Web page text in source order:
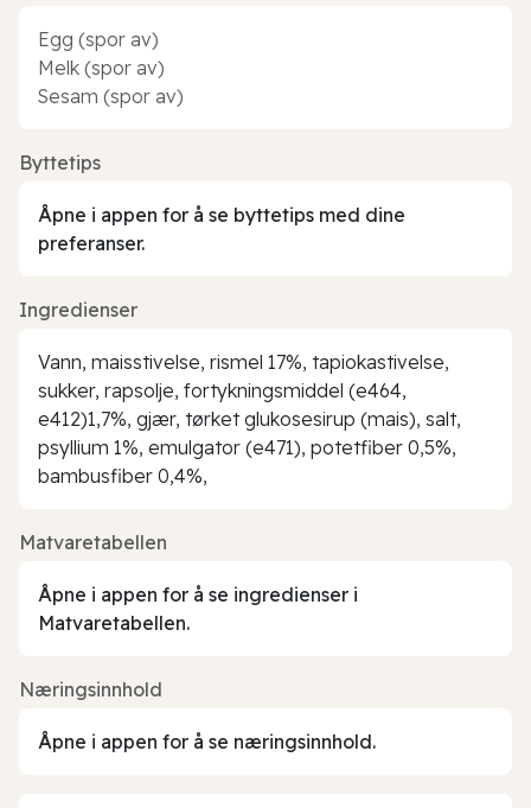
Egg (spor av)
Melk (spor av)
Sesam (spor av)
Byttetips
Åpne i appen for å se byttetips med dine
preferanser.
Ingredienser
Vann, maisstivelse, rismel 17%, tapiokastivelse,
sukker, rapsolje, fortykningsmiddel (e464,
e412)1,7%, gjær, tørket glukosesirup (mais), salt,
psyllium 1%, emulgator (e471), potetfiber 0,5%,
bambusfiber 0,4%,
Matvaretabellen
Åpne i appen for å se ingredienser i
Matvaretabellen.
Næringsinnhold
Åpne i appen for å se næringsinnhold.